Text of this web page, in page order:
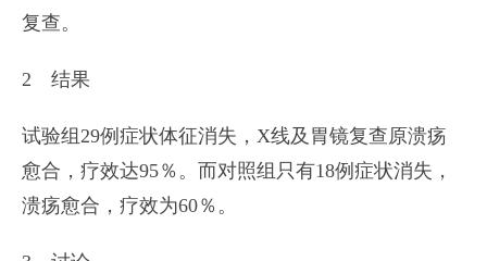
复查。
2 结果
试验组29例症状体征消失，X线及胃镜复查原溃疡
愈合，疗效达95％。而对照组只有18例症状消失，
溃疡愈合，疗效为60％。